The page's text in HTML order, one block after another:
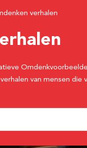
verhalen
van mensen die